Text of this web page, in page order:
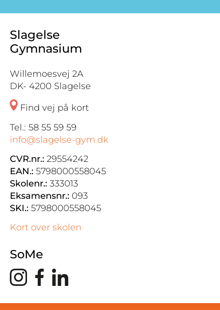
Slagelse
Gymnasium
Willemoesvej 2A
DK- 4200 Slagelse
Find vej på kort
Tel.: 58 55 59 59
info@slagelse-gym.dk
CVR.nr.: 29554242
EAN.: 5798000558045
Skolenr.: 333013
Eksamensnr.: 093
SKI.: 5798000558045
Kort over skolen
SoMe